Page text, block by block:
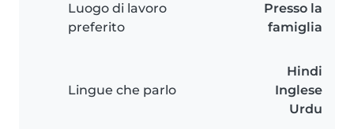
Luogo di lavoro
preferito
Presso la
famiglia
Lingue che parlo
Hindi
Inglese
Urdu